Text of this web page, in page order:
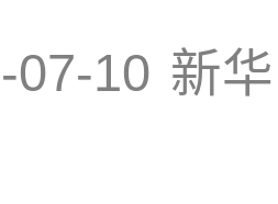
07-10 新